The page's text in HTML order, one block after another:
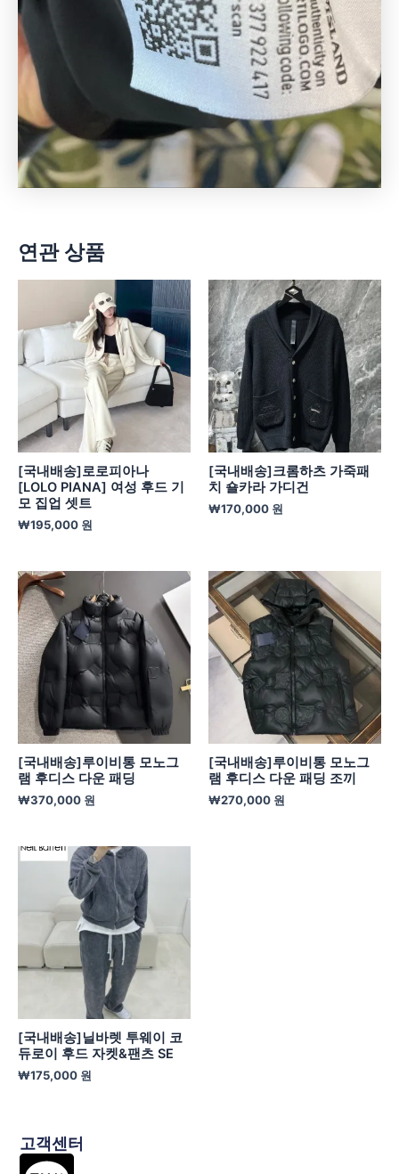
연관 상품
[국내배송]로로피아나
[LOLO PIANA] 여성 후드 기
모 집업 셋트
₩195,000 원
[국내배송]크롬하츠 가죽패
치 숄카라 가디건
₩170,000 원
[국내배송]루이비통 모노그
램 후디스 다운 패딩
₩370,000 원
[국내배송]루이비통 모노그
램 후디스 다운 패딩 조끼
₩270,000 원
[국내배송]닐바렛 투웨이 코
듀로이 후드 자켓&팬츠 SE
₩175,000 원
고객센터